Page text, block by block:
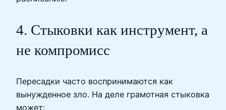
4. Стыковки как инструмент, а
не компромисс
Пересадки часто воспринимаются как
вынужденное зло. На деле грамотная стыковка
может: